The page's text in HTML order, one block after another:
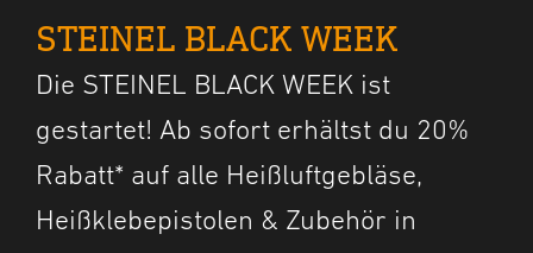
STEINEL BLACK WEEK
Die STEINEL BLACK WEEK ist
gestartet! Ab sofort erhältst du 20%
Rabatt* auf alle Heißluftgebläse,
Heißklebepistolen & Zubehör in